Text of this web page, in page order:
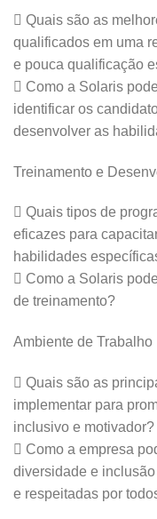
 Quais são as
qualificados em uma
e pouca qualificação
 Como a Solaris
identificar os
desenvolver as
Treinamento e
 Quais tipos de
eficazes para
habilidades
 Como a Solaris
de treinamento?
Ambiente de Trabalho
 Quais são as
implementar para
inclusivo e motivador?
 Como a empresa
diversidade e
e respeitadas por